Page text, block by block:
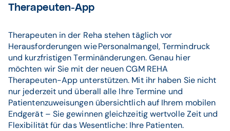
Therapeuten-App
Therapeuten in der Reha stehen täglich vor
Herausforderungen wie Personalmangel, Termindruck
und kurzfristigen Terminänderungen. Genau hier
möchten wir Sie mit der neuen CGM REHA
Therapeuten-App unterstützen. Mit ihr haben Sie nicht
nur jederzeit und überall alle Ihre Termine und
Patientenzuweisungen übersichtlich auf Ihrem mobilen
Endgerät – Sie gewinnen gleichzeitig wertvolle Zeit und
Flexibilität für das Wesentliche: Ihre Patienten.